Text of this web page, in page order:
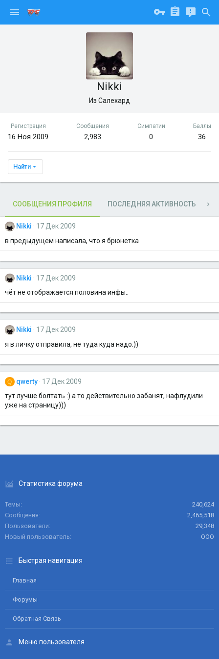
Nikki
Из Салехард
Регистрация
16 Ноя 2009
Сообщения
2,983
Симпатии
0
Баллы
36
Найти
СООБЩЕНИЯ ПРОФИЛЯ ПОСЛЕДНЯЯ АКТИВНОСТЬ
Nikki
17 Дек 2009
в предыдущем написала, что я брюнетка
Nikki
17 Дек 2009
чёт не отображается половина инфы..
Nikki
17 Дек 2009
я в личку отправила, не туда куда надо:))
Q qwerty
17 Дек 2009
тут лучше болтать :) а то действительно забанят, нафлудили
уже на страницу)))
Статистика форума
Темы
240,624
Сообщения
2,465,518
Пользователи
29,348
Новый пользователь
ООО
Быстрая навигация
Главная
Форумы
Обратная Связь
Меню пользователя